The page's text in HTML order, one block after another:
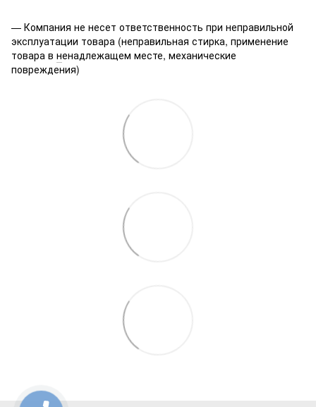
— Компания не несет ответственность при неправильной
эксплуатации товара (неправильная стирка, применение
товара в ненадлежащем месте, механические
повреждения)